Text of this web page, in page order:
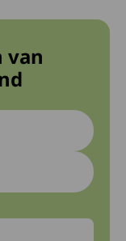
van
naar een